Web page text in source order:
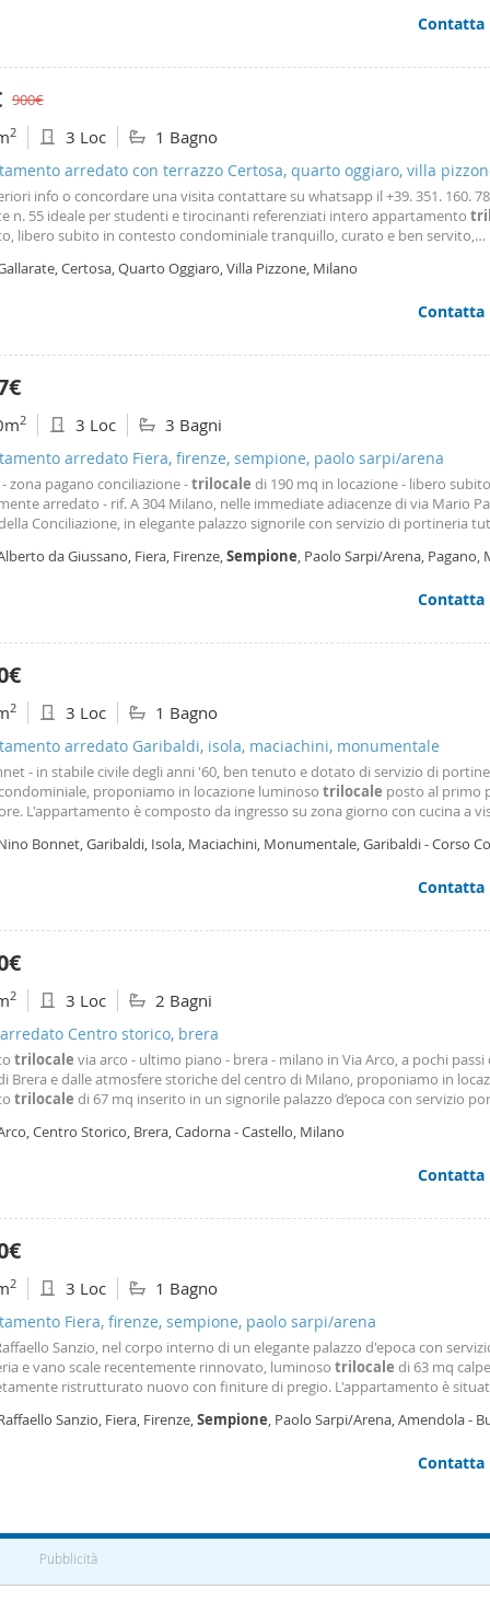
Contatta
900€
2 3 Loc 1 Bagno
arredato con terrazzo Certosa, quarto oggiaro, villa
info o concordare una visita contattare su whatsapp il +39. 351. 160.
n. 55 ideale per studenti e tirocinanti referenziati intero appartamento
libero subito in contesto condominiale tranquillo, curato e ben servito,
interne e completamente arredato, sito
Certosa, Quarto Oggiaro, Villa Pizzone, Milano
Contatta
2 3 Loc 3 Bagni
arredato Fiera, firenze, sempione, paolo sarpi/arena
zona pagano conciliazione -trilocale di 190 mq in locazione - libero
arredato - rif. A 304 Milano, nelle immediate adiacenze di via Mario
Conciliazione, in elegante palazzo signorile con servizio di portineria
di circa 190 mq posto al quarto
da Giussano, Fiera, Firenze,Sempione, Paolo Sarpi/Arena, Pagano,
Contatta
2 3 Loc 1 Bagno
arredato Garibaldi, isola, maciachini, monumentale
- in stabile civile degli anni '60, ben tenuto e dotato di servizio di
proponiamo in locazione luminoso trilocale posto al primo
L'appartamento è composto da ingresso su zona giorno con cucina a
è dotato di aria condizionata sia
Bonnet, Garibaldi, Isola, Maciachini, Monumentale, Garibaldi - Corso
Contatta
2 3 Loc 2 Bagni
Centro storico, brera
trilocale via arco - ultimo piano - brera - milano in Via Arco, a pochi passi
Brera e dalle atmosfere storiche del centro di Milano, proponiamo in
trilocale di 67 mq inserito in un signorile palazzo d’epoca con servizio
armoniosi il soggiorno
Centro Storico, Brera, Cadorna - Castello, Milano
Contatta
2 3 Loc 1 Bagno
Fiera, firenze, sempione, paolo sarpi/arena
Sanzio, nel corpo interno di un elegante palazzo d'epoca con
e vano scale recentemente rinnovato, luminoso trilocale di 63 mq
ristrutturato nuovo con finiture di pregio. L'appartamento è
servito da ascensore
Sanzio, Fiera, Firenze,Sempione, Paolo Sarpi/Arena, Amendola -
Contatta
Pubblicità